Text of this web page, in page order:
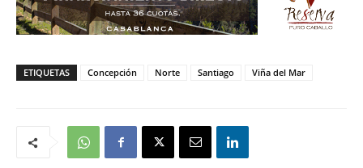
ETIQUETAS Concepción Norte Santiago Viña del Mar